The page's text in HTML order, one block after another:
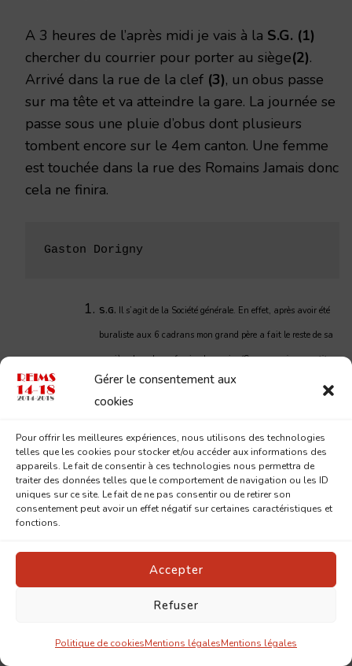
Gérer le consentement aux
cookies
Pour offrir les meilleures expériences, nous utilisons des technologies
telles que les cookies pour stocker et/ou accéder aux informations des
appareils. Le fait de consentir à ces technologies nous permettra de
traiter des données telles que le comportement de navigation ou les ID
uniques sur ce site. Le fait de ne pas consentir ou de retirer son
consentement peut avoir un effet négatif sur certaines caractéristiques et
fonctions.
Accepter
Refuser
Politique de cookiesMentions légalesMentions légales
A 3 heures de l’après midi je vais à la S.G. (1)
chercher du courrier pour porter au siège(2).
Arrivé dans la rue de la clef (3), un obus passe
sur ma tête et va atteindre la gare. La journée se
passe sous une pluie d’obus dont plusieurs
tombent encore sur le 4em canton. Une femme
est touchée dans la rue des Romains Jamais donc
cela ne finira.
Gaston Dorigny
S.G. Il s’agit de la Société générale. En effet, après avoir été
buraliste aux 6 cadrans mon grand père a fait le reste de sa
carrière dans la profession bancaire(Comme moi, son petit-
fils Claude). (Claude Balais)
Il faut comprendre qu’il s’agit du siège social de la Société
générale à Paris. A l’époque le personnel de confiance savait
aussi se transformer en messager, Les convoyeurs
professionnels n’existaient pas et… c’était la guerre !
La rue de la clé était à l’emplacement du cours Langlet, côté
Paul Dupuy
6-10Arrivée de Mélanie qui vient à